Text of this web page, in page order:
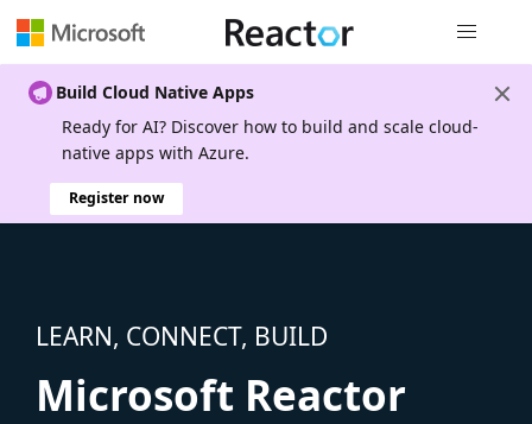
Build Cloud Native Apps
Ready for AI? Discover how to build and scale cloud-
native apps with Azure.
Register now
LEARN, CONNECT, BUILD
Microsoft Reactor